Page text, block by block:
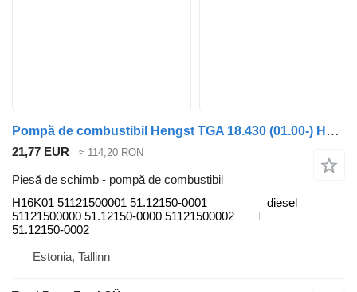
Pompă de combustibil Hengst TGA 18.430 (01.00-) H16K01 pentru cap tractor MAN 4-series, TGA (1993-2009)
21,77 EUR ≈ 114,20 RON
Piesă de schimb - pompă de combustibil
H16K01 51121500001 51.12150-0001
51121500000 51.12150-0000 51121500002
51.12150-0002
diesel
Estonia, Tallinn